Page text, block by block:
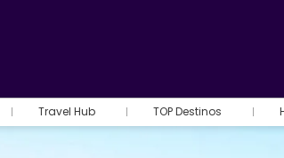
Travel Hub TOP Destinos